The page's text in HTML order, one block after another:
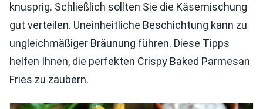
knusprig. Schließlich sollten Sie die Käsemischung
gut verteilen. Uneinheitliche Beschichtung kann zu
ungleichmäßiger Bräunung führen. Diese Tipps
helfen Ihnen, die perfekten Crispy Baked Parmesan
Fries zu zaubern.